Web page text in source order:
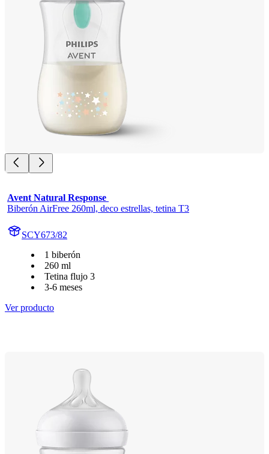
Avent Natural Response
Biberón AirFree 260ml, deco estrellas, tetina T3
SCY673/82
1 biberón
260 ml
Tetina flujo 3
3-6 meses
Ver producto